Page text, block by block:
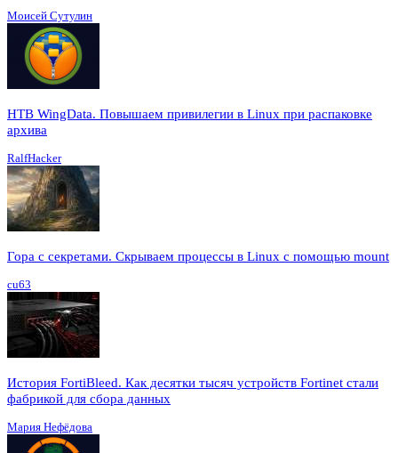
Моисей Сутулин
HTB WingData. Повышаем привилегии в Linux при распаковке
архива
RalfHacker
Гора с секретами. Скрываем процессы в Linux c помощью mount
cu63
История FortiBleed. Как десятки тысяч устройств Fortinet стали
фабрикой для сбора данных
Мария Нефёдова